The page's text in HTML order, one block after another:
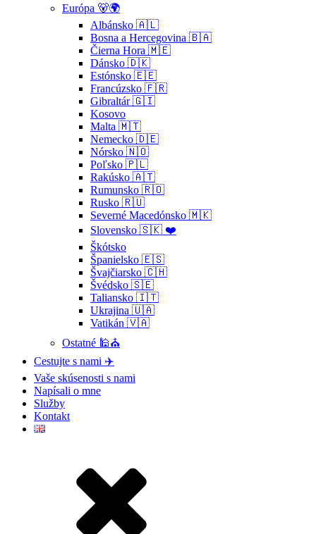
Európa 🐻🌍
Albánsko 🇦🇱
Bosna a Hercegovina 🇧🇦
Čierna Hora 🇲🇪
Dánsko 🇩🇰
Estónsko 🇪🇪
Francúzsko 🇫🇷
Gibraltár 🇬🇮
Kosovo
Malta 🇲🇹
Nemecko 🇩🇪
Nórsko 🇳🇴
Poľsko 🇵🇱
Rakúsko 🇦🇹
Rumunsko 🇷🇴
Rusko 🇷🇺
Severné Macedónsko 🇲🇰
Slovensko 🇸🇰 ❤️
Škótsko
Španielsko 🇪🇸
Švajčiarsko 🇨🇭
Švédsko 🇸🇪
Taliansko 🇮🇹
Ukrajina 🇺🇦
Vatikán 🇻🇦
Ostatné 🕌⛪
Cestujte s nami ✈️
Vaše skúsenosti s nami
Napísali o mne
Služby
Kontakt